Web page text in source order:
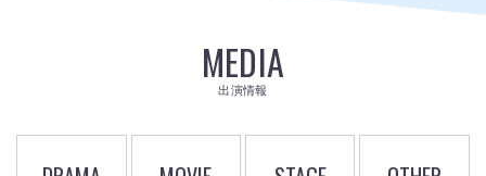
MEDIA
出演情報